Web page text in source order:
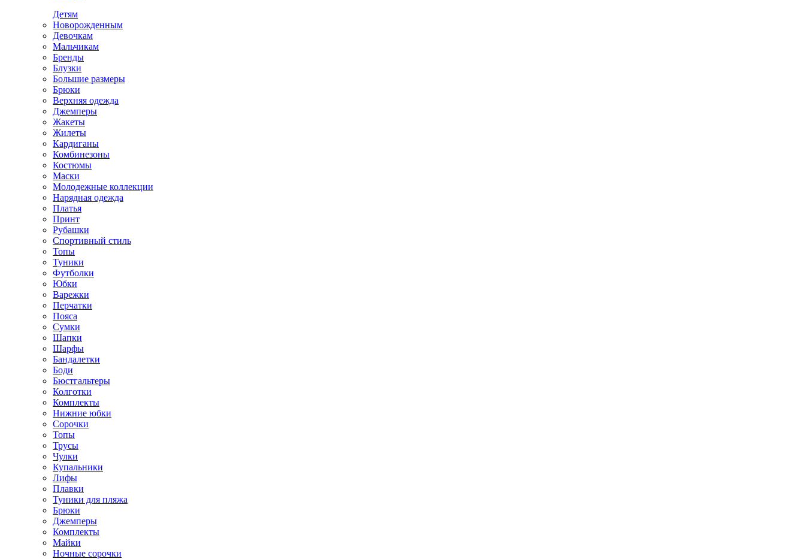
Детям
Новорожденным
Девочкам
Мальчикам
Бренды
Блузки
Большие размеры
Брюки
Верхняя одежда
Джемперы
Жакеты
Жилеты
Кардиганы
Комбинезоны
Костюмы
Маски
Молодежные коллекции
Нарядная одежда
Платья
Принт
Рубашки
Спортивный стиль
Топы
Туники
Футболки
Юбки
Варежки
Перчатки
Пояса
Сумки
Шапки
Шарфы
Бандалетки
Боди
Бюстгальтеры
Колготки
Комплекты
Нижние юбки
Сорочки
Топы
Трусы
Чулки
Купальники
Лифы
Плавки
Туники для пляжа
Брюки
Джемперы
Комплекты
Майки
Ночные сорочки